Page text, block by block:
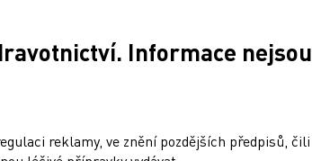
v
některé
říci –
a v
Informace nejsou
reklamy, ve znění pozdějších předpisů, čili